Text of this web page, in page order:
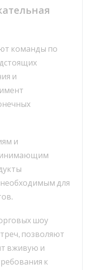
команды по
и
и
для
шоу
позволяют
вживую и
к